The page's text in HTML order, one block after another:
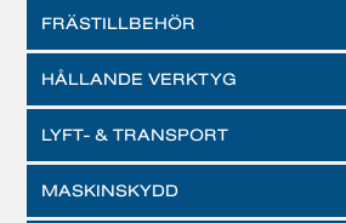
FRÄSTILLBEHÖR
HÅLLANDE VERKTYG
LYFT- & TRANSPORT
MASKINSKYDD